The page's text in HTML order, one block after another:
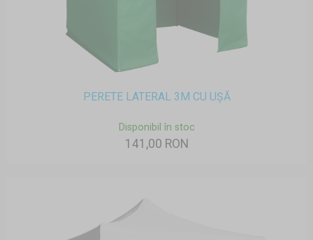
PERETE LATERAL 3M CU UȘĂ
Disponibil în stoc
141,00 RON